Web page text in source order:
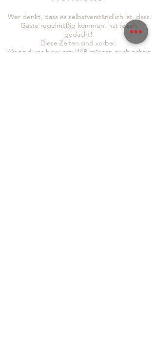
Wer denkt, dass es selbstverständlich ist, dass
Gäste regelmäßig kommen, hat falsch
gedacht!
Diese Zeiten sind vorbei.
Wir sind uns bewusst: WIR müssen euch richtig